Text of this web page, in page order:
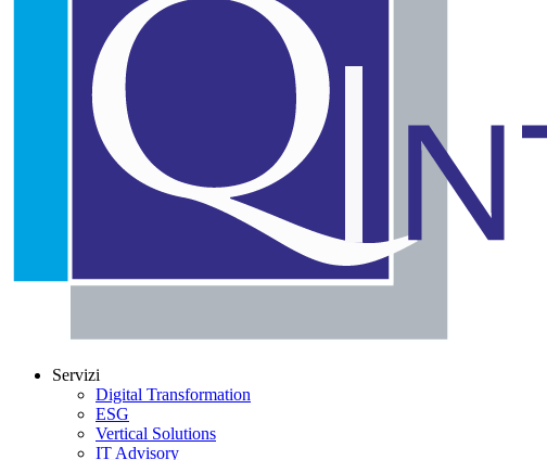
Servizi
Digital Transformation
ESG
Vertical Solutions
IT Advisory